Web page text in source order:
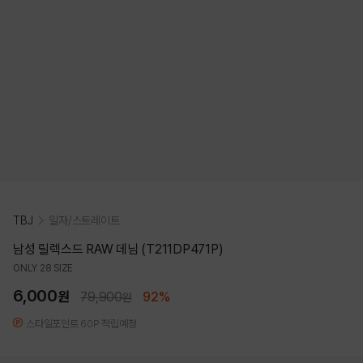
TBJ 일자/스트레이트
남성 릴렉스드 RAW 데님 (T211DP471P)
ONLY 28 SIZE
6,000원 79,900원 92%
스타일포인트 60P 적립예정